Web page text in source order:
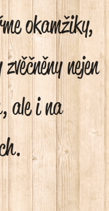
okamžiky,
nejen
ale i na